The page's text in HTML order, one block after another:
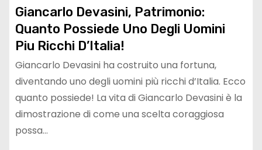
Giancarlo Devasini, Patrimonio:
Quanto Possiede Uno Degli Uomini
Piu Ricchi D’Italia!
Giancarlo Devasini ha costruito una fortuna,
diventando uno degli uomini più ricchi d’Italia. Ecco
quanto possiede! La vita di Giancarlo Devasini è la
dimostrazione di come una scelta coraggiosa
possa…